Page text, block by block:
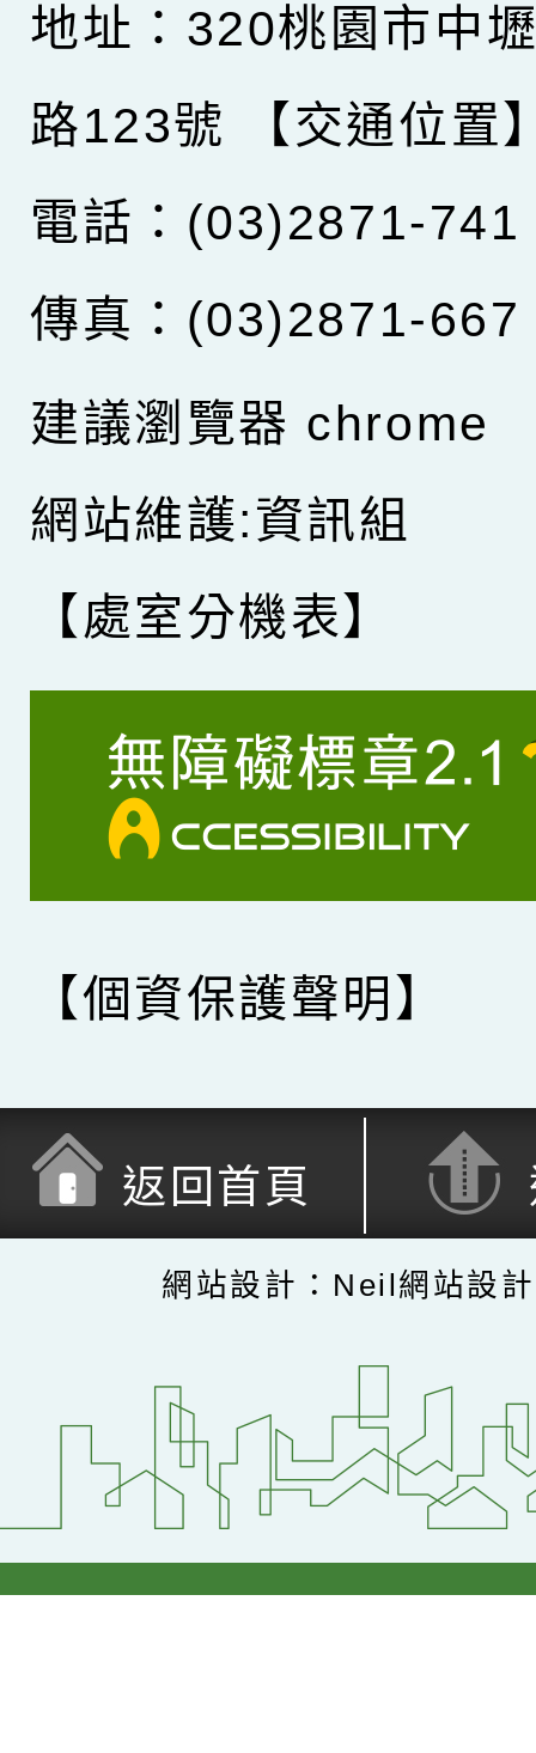
地址：320桃園市中
路123號
【交通位置
電話：(03)2871-741
傳真：(03)2871-667
建議瀏覽器 chrome
網站維護:資訊組
【處室分機表】
【個資保護聲明】
返回首頁
網站設計：Neil網站設